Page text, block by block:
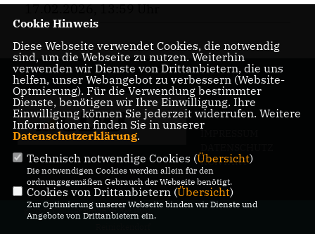
17.02.2026, 13:59 Uhr
KONTAKT
@2026 CDU-Fraktion in der BVV
Cookie Hinweis
Diese Webseite verwendet Cookies, die notwendig
sind, um die Webseite zu nutzen. Weiterhin
verwenden wir Dienste von Drittanbietern, die uns
helfen, unser Webangebot zu verbessern (Website-
Optmierung). Für die Verwendung bestimmter
Dienste, benötigen wir Ihre Einwilligung. Ihre
Einwilligung können Sie jederzeit widerrufen. Weitere
Informationen finden Sie in unserer
Datenschutzerklärung.
Technisch notwendige Cookies (Übersicht)
Die notwendigen Cookies werden allein für den
ordnungsgemäßen Gebrauch der Webseite benötigt.
Cookies von Drittanbietern (Übersicht)
Zur Optimierung unserer Webseite binden wir Dienste und
Angebote von Drittanbietern ein.